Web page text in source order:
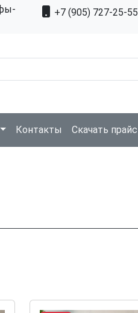
+7 (905) 727-25-55
Контакты Скачать прайс